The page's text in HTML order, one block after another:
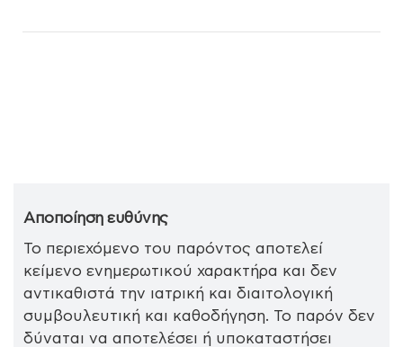
Αποποίηση ευθύνης
Το περιεχόμενο του παρόντος αποτελεί
κείμενο ενημερωτικού χαρακτήρα και δεν
αντικαθιστά την ιατρική και διαιτολογική
συμβουλευτική και καθοδήγηση. Το παρόν δεν
δύναται να αποτελέσει ή υποκαταστήσει